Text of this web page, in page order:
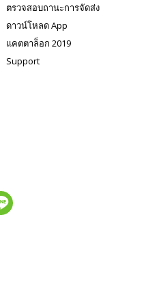
ตรวจสอบถานะการจัดส่ง
ดาวน์โหลด App
แคตตาล็อก 2019
Support